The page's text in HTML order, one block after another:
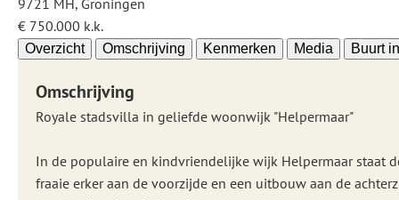
9721 MH, Groningen
€ 750.000 k.k.
Overzicht Omschrijving Kenmerken Media Buurt
Omschrijving
Royale stadsvilla in geliefde woonwijk "Helpermaar"
In de populaire en kindvriendelijke wijk Helpermaar staat
fraaie erker aan de voorzijde en een uitbouw aan de